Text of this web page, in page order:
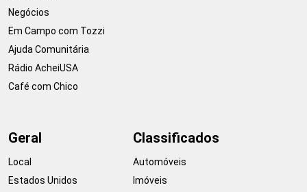
Negócios
Em Campo com Tozzi
Ajuda Comunitária
Rádio AcheiUSA
Café com Chico
Geral
Local
Estados Unidos
Classificados
Automóveis
Imóveis